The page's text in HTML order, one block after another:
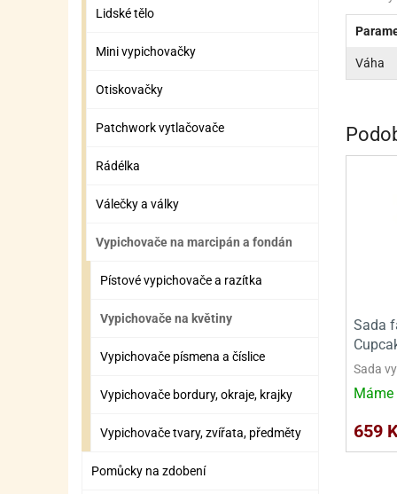
BOXY A TAŠKY NA POMŮCKY
ZÁBAVNÉ HRAČKY, DOPLŇKY
ZÁBAVNÍ PYROTECHNIKA
Lidské tělo
Mini vypichovačky
Otiskovačky
Patchwork vytlačovače
Rádélka
Válečky a války
Vypichovače na marcipán a fondán
Pístové vypichovače a razítka
Vypichovače na květiny
Vypichovače písmena a číslice
Vypichovače bordury, okraje, krajky
Vypichovače tvary, zvířata, předměty
Pomůcky na zdobení
Váha
Sada
Sada
Máme
659